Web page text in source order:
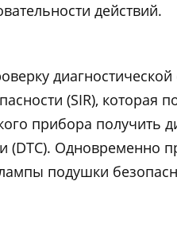
действий.
(SIR), которая
прибора получить
(DTC). Одновременно
подушки